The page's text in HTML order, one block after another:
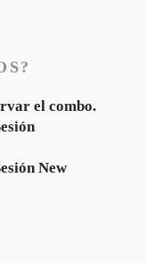
el combo.
New